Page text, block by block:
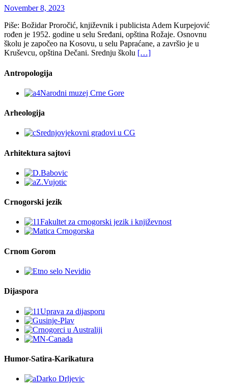
November 8, 2023
Piše: Božidar Proročić, književnik i publicista Adem Kurpejović
rođen je 1952. godine u selu Sređani, opština Rožaje. Osnovnu
školu je započeo na Kosovu, u selu Papraćane, a završio je u
Kruševcu, opština Dečani. Srednju školu […]
Antropologija
Arheologija
Arhitektura sajtovi
Crnogorski jezik
Crnom Gorom
Dijaspora
Humor-Satira-Karikatura